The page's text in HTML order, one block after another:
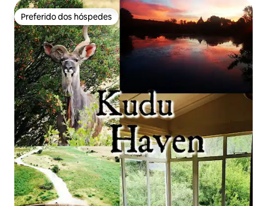
Preferido dos hóspedes
Preferido dos hóspedes